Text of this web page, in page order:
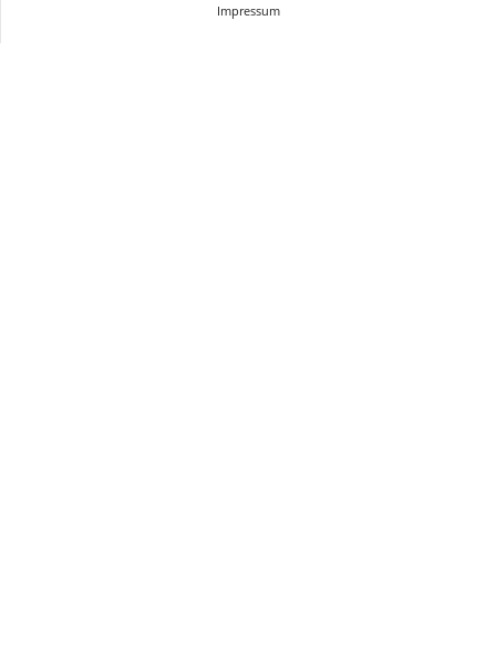
Impressum